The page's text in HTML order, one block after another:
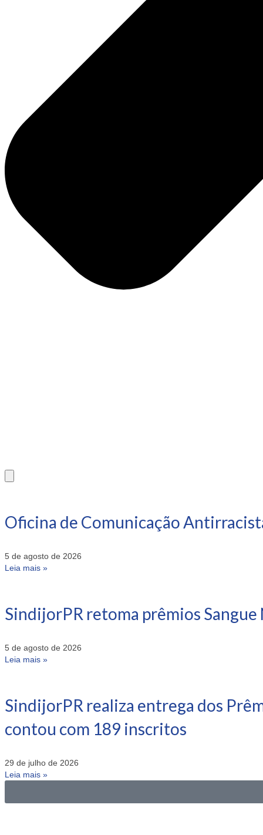
Oficina de Comunicação
5 de agosto de 2026
Leia mais »
SindijorPR retoma prêmios
5 de agosto de 2026
Leia mais »
SindijorPR realiza entrega dos
contou com 189 inscritos
29 de julho de 2026
Leia mais »